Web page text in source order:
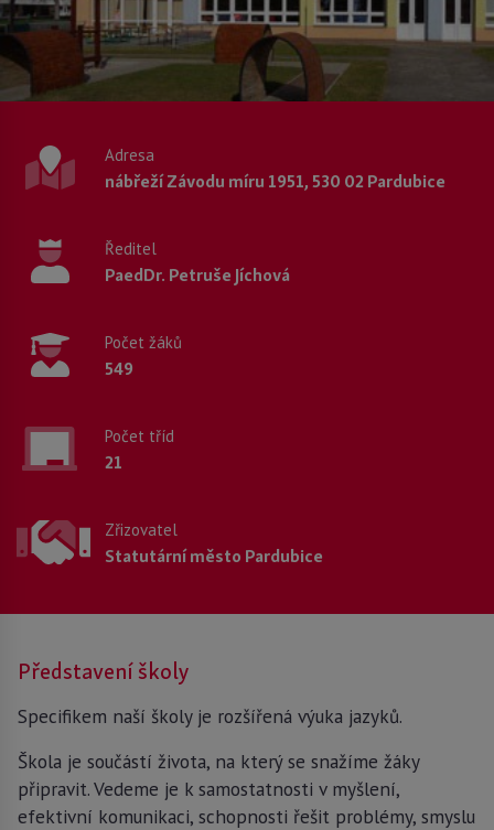
Adresa
nábřeží Závodu míru 1951, 530 02 Pardubice
Ředitel
PaedDr. Petruše Jíchová
Počet žáků
549
Počet tříd
21
Zřizovatel
Statutární město Pardubice
Představení školy
Specifikem naší školy je rozšířená výuka jazyků.
Škola je součástí života, na který se snažíme žáky
připravit. Vedeme je k samostatnosti v myšlení,
efektivní komunikaci, schopnosti řešit problémy, smyslu